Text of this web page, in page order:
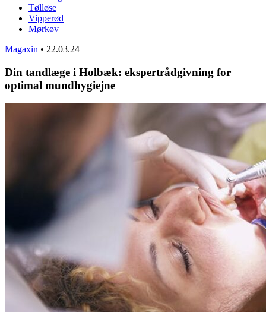
Tølløse
Vipperød
Mørkøv
Magaxin • 22.03.24
Din tandlæge i Holbæk: ekspertrådgivning for
optimal mundhygiejne